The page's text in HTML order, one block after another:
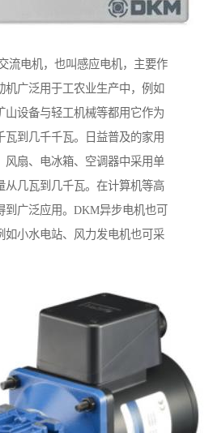
流电机，也叫感应电机，主要作
机广泛用于工农业生产中，例如
山设备与轻工机械等都用它作为
瓦到几千千瓦。日益普及的家用
风扇、电冰箱、空调器中采用单
从几瓦到几千瓦。在计算机等高
广泛应用。DKM异步电机也可
如小水电站、风力发电机也可采